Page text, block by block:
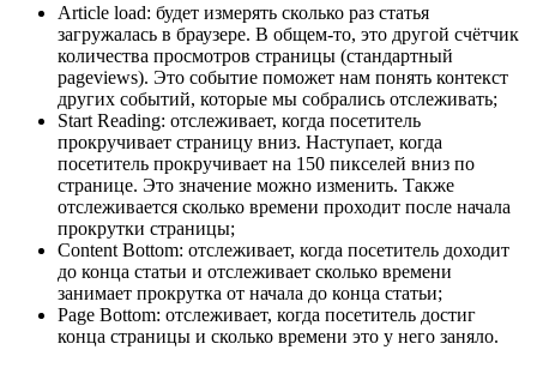
Article load: будет измерять сколько раз статья
загружалась в браузере. В общем-то, это другой счётчик
количества просмотров страницы (стандартный
pageviews). Это событие поможет нам понять контекст
других событий, которые мы собрались отслеживать;
Start Reading: отслеживает, когда посетитель
прокручивает страницу вниз. Наступает, когда
посетитель прокручивает на 150 пикселей вниз по
странице. Это значение можно изменить. Также
отслеживается сколько времени проходит после начала
прокрутки страницы;
Content Bottom: отслеживает, когда посетитель доходит
до конца статьи и отслеживает сколько времени
занимает прокрутка от начала до конца статьи;
Page Bottom: отслеживает, когда посетитель достиг
конца страницы и сколько времени это у него заняло.